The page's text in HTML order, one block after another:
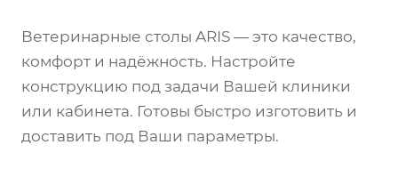
Ветеринарные столы ARIS — это качество,
комфорт и надёжность. Настройте
конструкцию под задачи Вашей клиники
или кабинета. Готовы быстро изготовить и
доставить под Ваши параметры.